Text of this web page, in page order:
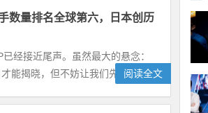
数量排名全球第六，日本创历
经接近尾声。虽然最大的悬念：
能揭晓，但不妨让我们先...阅读全文